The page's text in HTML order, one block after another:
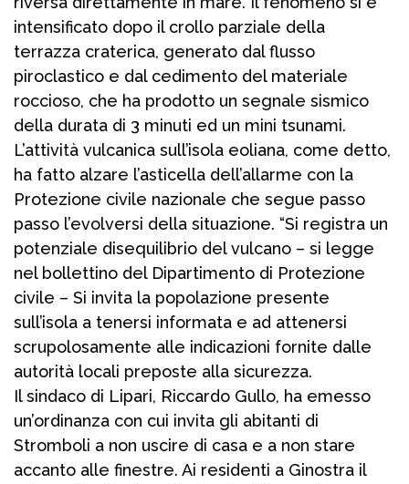
intensificato dopo il crollo parziale della
terrazza craterica, generato dal flusso
piroclastico e dal cedimento del materiale
roccioso, che ha prodotto un segnale sismico
della durata di 3 minuti ed un mini tsunami.
L’attività vulcanica sull’isola eoliana, come detto,
ha fatto alzare l’asticella dell’allarme con la
Protezione civile nazionale che segue passo
passo l’evolversi della situazione. “Si registra un
potenziale disequilibrio del vulcano – si legge
nel bollettino del Dipartimento di Protezione
civile – Si invita la popolazione presente
sull’isola a tenersi informata e ad attenersi
scrupolosamente alle indicazioni fornite dalle
autorità locali preposte alla sicurezza.
Il sindaco di Lipari, Riccardo Gullo, ha emesso
un’ordinanza con cui invita gli abitanti di
Stromboli a non uscire di casa e a non stare
accanto alle finestre. Ai residenti a Ginostra il